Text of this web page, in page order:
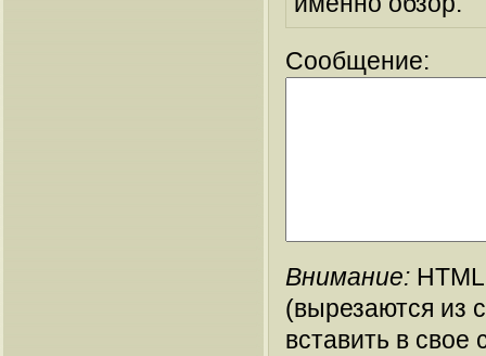
Сообщение:
Внимание:
(вырезаются из
вставить в